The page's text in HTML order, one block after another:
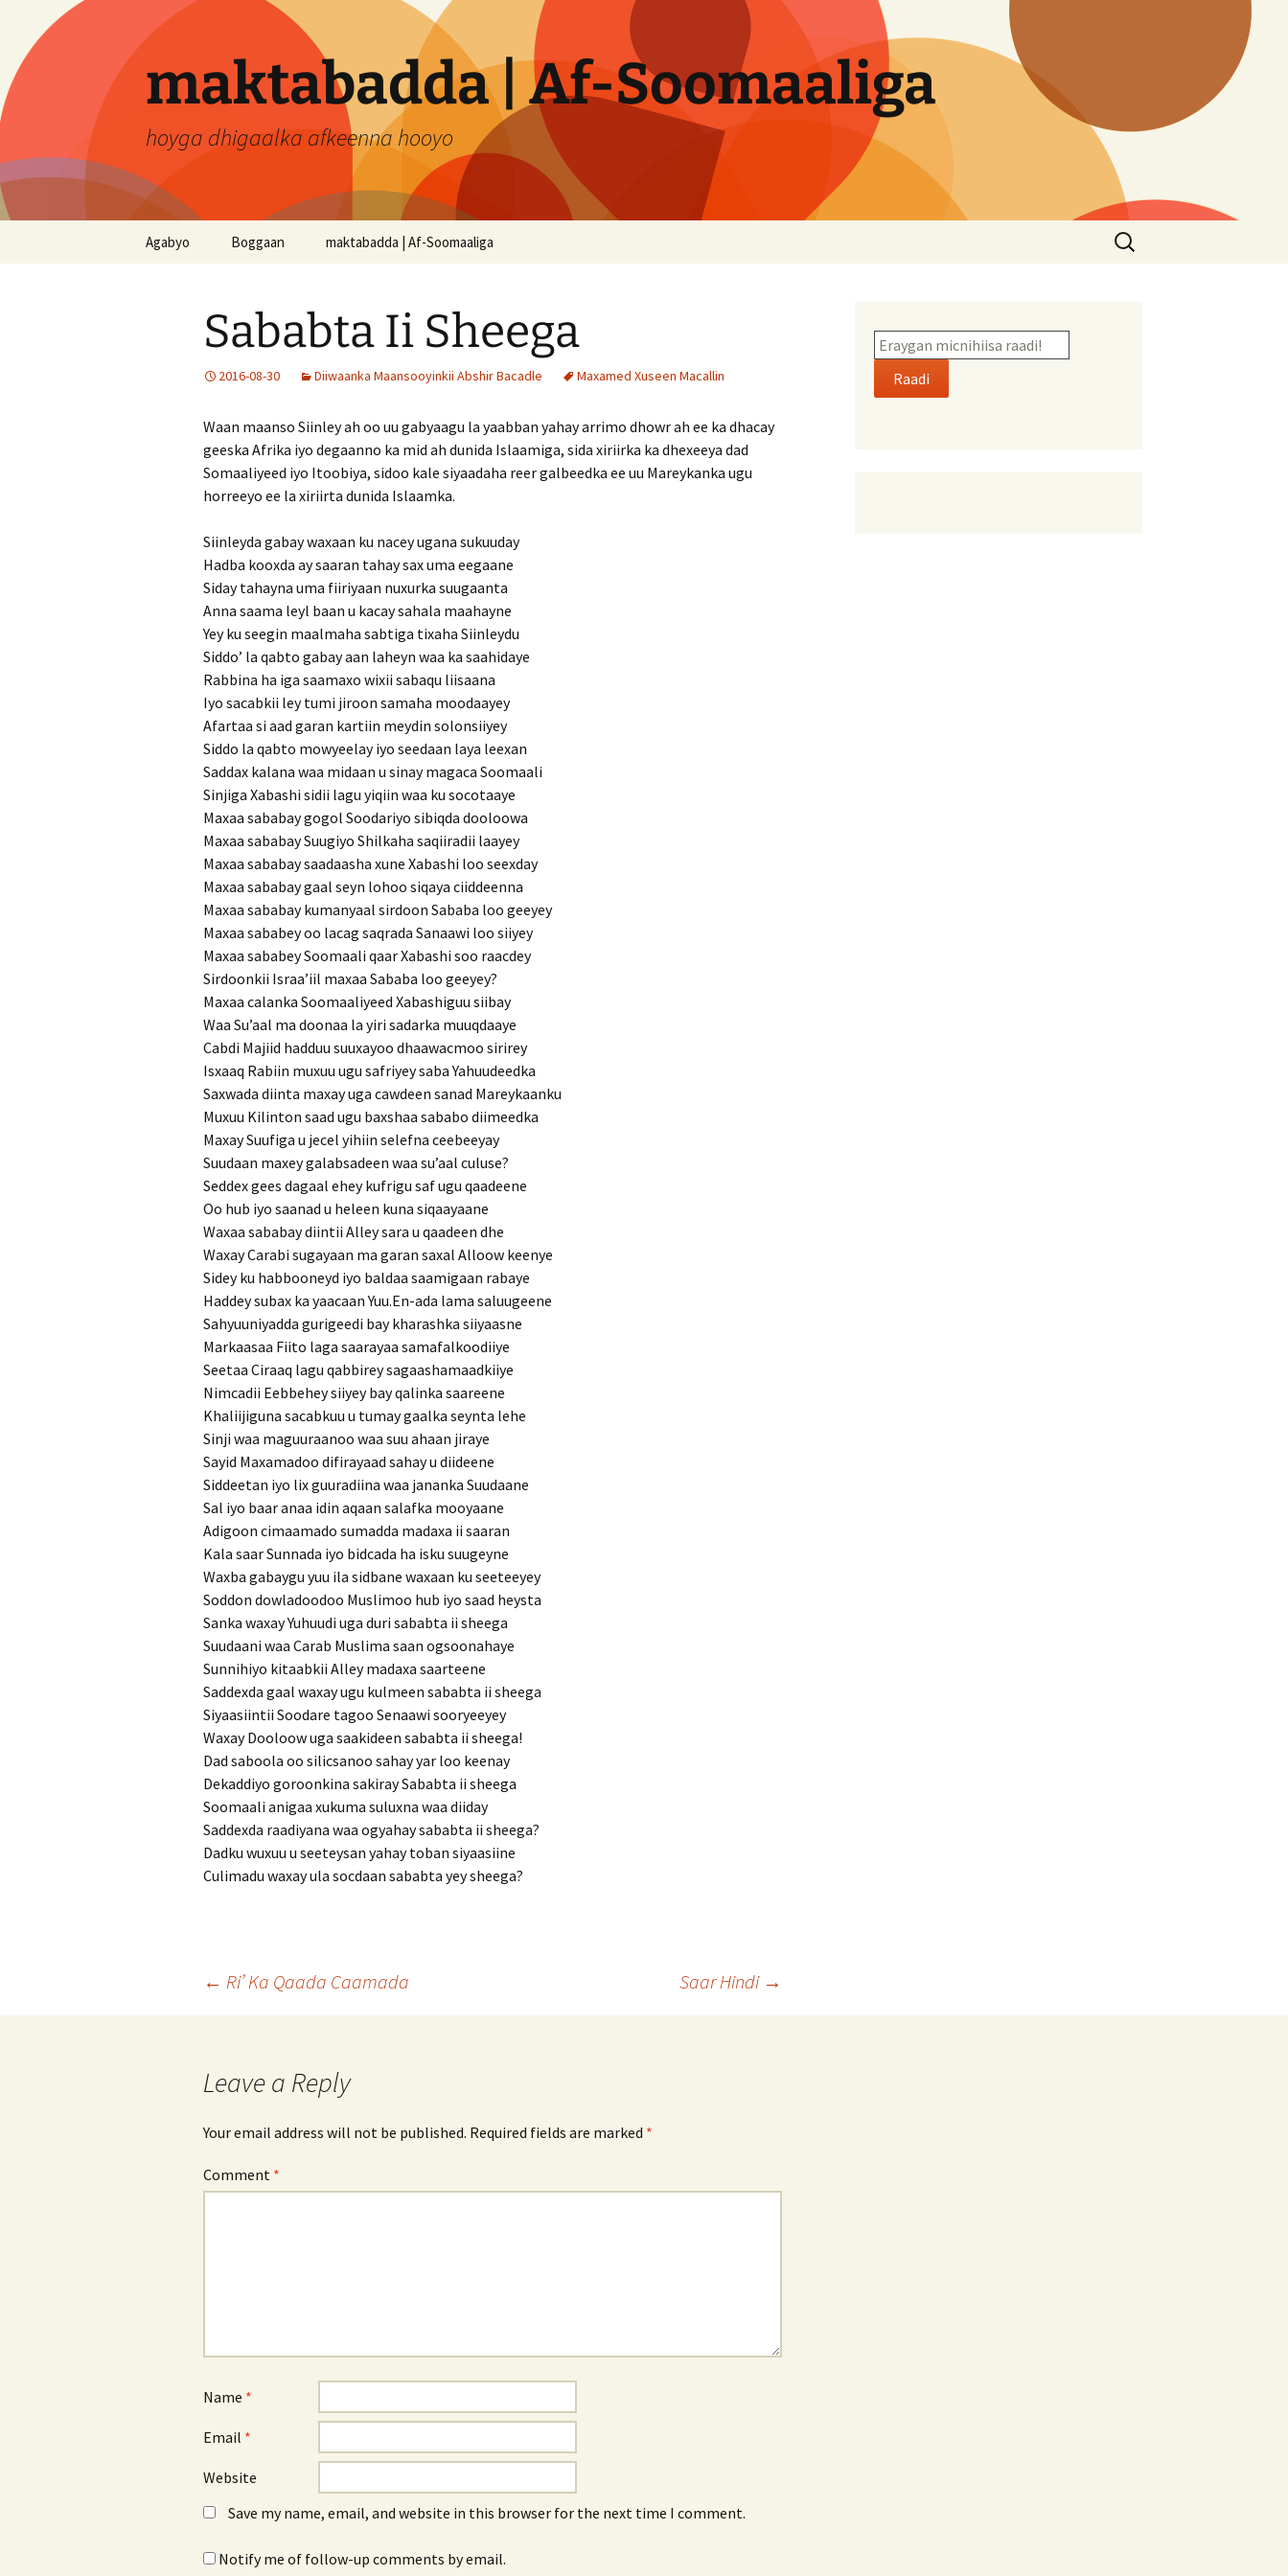
content
maktabadda | Af-Soomaaliga
hoyga dhigaalka afkeenna hooyo
Agabyo Boggaan maktabadda | Af-Soomaaliga
Search
for:
Sababta Ii Sheega
2016-08-30 Diiwaanka Maansooyinkii Abshir Bacadle Maxamed Xuseen Macallin
Waan maanso Siinley ah oo uu gabyaagu la yaabban yahay arrimo dhowr ah ee ka dhacay
geeska Afrika iyo degaanno ka mid ah dunida Islaamiga, sida xiriirka ka dhexeeya dad
Somaaliyeed iyo Itoobiya, sidoo kale siyaadaha reer galbeedka ee uu Mareykanka ugu
horreeyo ee la xiriirta dunida Islaamka.
Siinleyda gabay waxaan ku nacey ugana sukuuday
Hadba kooxda ay saaran tahay sax uma eegaane
Siday tahayna uma fiiriyaan nuxurka suugaanta
Anna saama leyl baan u kacay sahala maahayne
Yey ku seegin maalmaha sabtiga tixaha Siinleydu
Siddo’ la qabto gabay aan laheyn waa ka saahidaye
Rabbina ha iga saamaxo wixii sabaqu liisaana
Iyo sacabkii ley tumi jiroon samaha moodaayey
Afartaa si aad garan kartiin meydin solonsiiyey
Siddo la qabto mowyeelay iyo seedaan laya leexan
Saddax kalana waa midaan u sinay magaca Soomaali
Sinjiga Xabashi sidii lagu yiqiin waa ku socotaaye
Maxaa sababay gogol Soodariyo sibiqda dooloowa
Maxaa sababay Suugiyo Shilkaha saqiiradii laayey
Maxaa sababay saadaasha xune Xabashi loo seexday
Maxaa sababay gaal seyn lohoo siqaya ciiddeenna
Maxaa sababay kumanyaal sirdoon Sababa loo geeyey
Maxaa sababey oo lacag saqrada Sanaawi loo siiyey
Maxaa sababey Soomaali qaar Xabashi soo raacdey
Sirdoonkii Israa’iil maxaa Sababa loo geeyey?
Maxaa calanka Soomaaliyeed Xabashiguu siibay
Waa Su’aal ma doonaa la yiri sadarka muuqdaaye
Cabdi Majiid hadduu suuxayoo dhaawacmoo sirirey
Isxaaq Rabiin muxuu ugu safriyey saba Yahuudeedka
Saxwada diinta maxay uga cawdeen sanad Mareykaanku
Muxuu Kilinton saad ugu baxshaa sababo diimeedka
Maxay Suufiga u jecel yihiin selefna ceebeeyay
Suudaan maxey galabsadeen waa su’aal culuse?
Seddex gees dagaal ehey kufrigu saf ugu qaadeene
Oo hub iyo saanad u heleen kuna siqaayaane
Waxaa sababay diintii Alley sara u qaadeen dhe
Waxay Carabi sugayaan ma garan saxal Alloow keenye
Sidey ku habbooneyd iyo baldaa saamigaan rabaye
Haddey subax ka yaacaan Yuu.En-ada lama saluugeene
Sahyuuniyadda gurigeedi bay kharashka siiyaasne
Markaasaa Fiito laga saarayaa samafalkoodiiye
Seetaa Ciraaq lagu qabbirey sagaashamaadkiiye
Nimcadii Eebbehey siiyey bay qalinka saareene
Khaliijiguna sacabkuu u tumay gaalka seynta lehe
Sinji waa maguuraanoo waa suu ahaan jiraye
Sayid Maxamadoo difirayaad sahay u diideene
Siddeetan iyo lix guuradiina waa jananka Suudaane
Sal iyo baar anaa idin aqaan salafka mooyaane
Adigoon cimaamado sumadda madaxa ii saaran
Kala saar Sunnada iyo bidcada ha isku suugeyne
Waxba gabaygu yuu ila sidbane waxaan ku seeteeyey
Soddon dowladoodoo Muslimoo hub iyo saad heysta
Sanka waxay Yuhuudi uga duri sababta ii sheega
Suudaani waa Carab Muslima saan ogsoonahaye
Sunnihiyo kitaabkii Alley madaxa saarteene
Saddexda gaal waxay ugu kulmeen sababta ii sheega
Siyaasiintii Soodare tagoo Senaawi sooryeeyey
Waxay Dooloow uga saakideen sababta ii sheega!
Dad saboola oo silicsanoo sahay yar loo keenay
Dekaddiyo goroonkina sakiray Sababta ii sheega
Soomaali anigaa xukuma suluxna waa diiday
Saddexda raadiyana waa ogyahay sababta ii sheega?
Dadku wuxuu u seeteysan yahay toban siyaasiine
Culimadu waxay ula socdaan sababta yey sheega?
← Ri’ Ka Qaada Caamada Saar Hindi →
Leave a Reply
Your email address will not be published. Required fields are marked *
Comment *
Name *
Email *
Website
Save my name, email, and website in this browser for the next time I comment.
Notify me of follow-up comments by email.
Raadi